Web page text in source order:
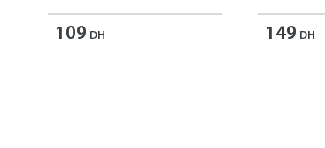
109 DH 149 DH